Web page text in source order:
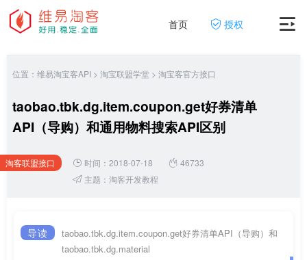
首页 授权
位置： 维易淘宝客API > 淘宝联盟学堂 > 淘宝客官方接口
taobao.tbk.dg.item.coupon.get好券清单
API（导购）和通用物料搜索API区别
淘客联盟接口
时间：2018-07-18
46733
主题： 淘客开发教程
导读
taobao.tbk.dg.item.coupon.get好券清单API（导购）和
taobao.tbk.dg.material